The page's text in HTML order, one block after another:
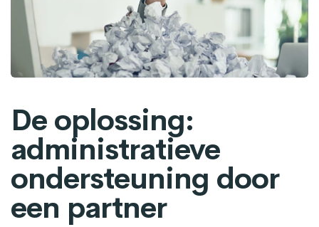
De oplossing:
administratieve
ondersteuning door
een partner